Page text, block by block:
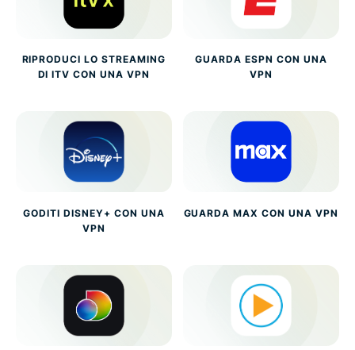
RIPRODUCI LO STREAMING
DI ITV CON UNA VPN
GUARDA ESPN CON UNA
VPN
GODITI DISNEY+ CON UNA
VPN
GUARDA MAX CON UNA VPN